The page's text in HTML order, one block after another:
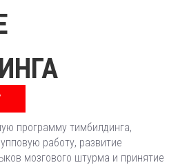
программу тимбилдинга,
работу, развитие
мозгового штурма и принятие